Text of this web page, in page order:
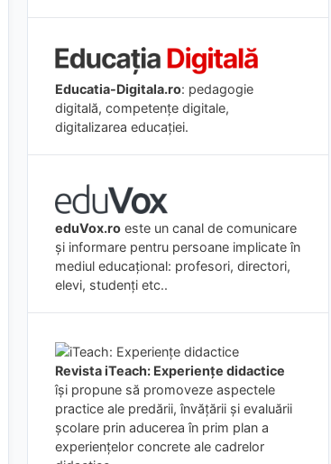
Educatia-Digitala.ro: pedagogie
digitală, competențe digitale,
digitalizarea educației.
eduVox.ro este un canal de comunicare
și informare pentru persoane implicate în
mediul educațional: profesori, directori,
elevi, studenți etc..
Revista iTeach: Experienţe didactice
îşi propune să promoveze aspectele
practice ale predării, învăţării şi evaluării
şcolare prin aducerea în prim plan a
experienţelor concrete ale cadrelor